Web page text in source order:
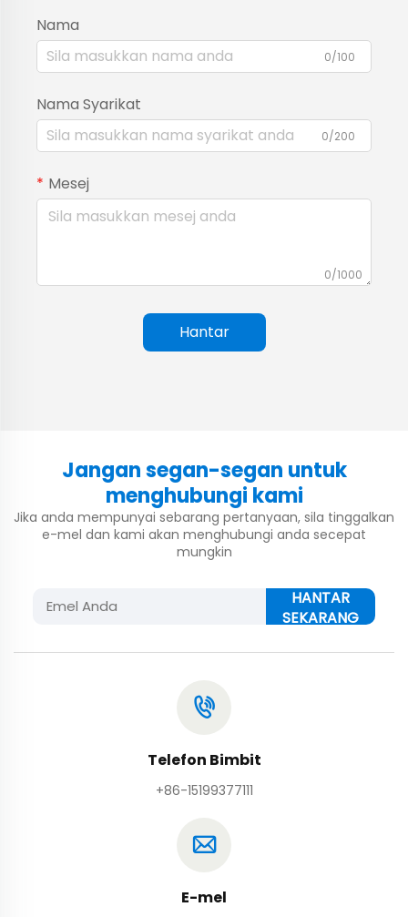
Nama
0/100
Nama Syarikat
0/200
Mesej
0/1000
Hantar
Jangan segan-segan untuk
menghubungi kami
Jika anda mempunyai sebarang pertanyaan, sila tinggalkan
e-mel dan kami akan menghubungi anda secepat
mungkin
HANTAR
SEKARANG
Telefon Bimbit
+86-15199377111
E-mel